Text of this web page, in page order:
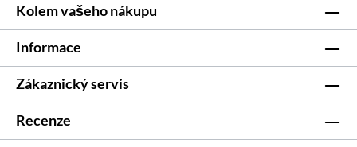
Kolem vašeho nákupu
Informace
Zákaznický servis
Recenze